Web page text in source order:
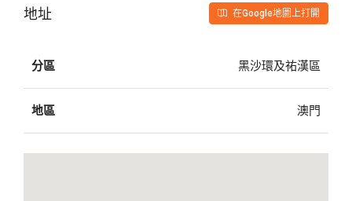
地址 在Google地圖上打開
分區 黑沙環及祐漢區
地區 澳門